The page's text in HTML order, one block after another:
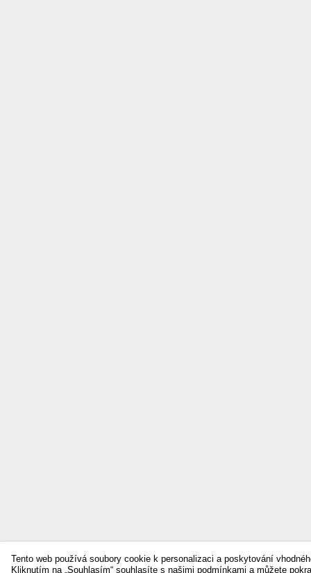
Tento web používá soubory cookie k personalizaci a poskytování
Kliknutím na „Souhlasím“ souhlasíte s našimi podmínkami a můžete